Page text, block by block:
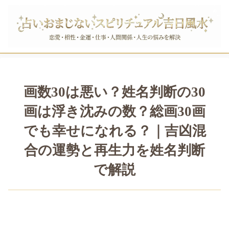
画数30は悪い？姓名判断の30
画は浮き沈みの数？総画30画
でも幸せになれる？｜吉凶混
合の運勢と再生力を姓名判断
で解説